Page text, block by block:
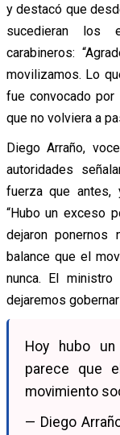
y destacó que
sucedieran los
carabineros:
movilizamos. Lo
fue convocado
que no volviera a
Diego Arraño,
autoridades
fuerza que antes,
“Hubo un exceso
dejaron
balance que el
nunca. El
dejaremos
Hoy hubo
parece que
movimiento
— Diego